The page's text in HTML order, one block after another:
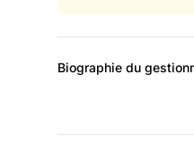
Biographie du